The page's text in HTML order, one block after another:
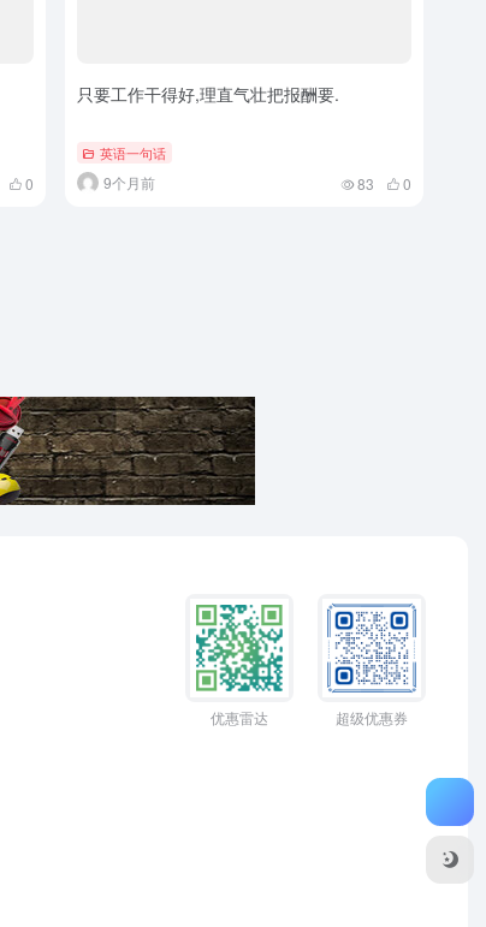
0
只要工作干得好,理直气壮把报酬要.
英语一句话
9个月前 83 0
优惠雷达 超级优惠券